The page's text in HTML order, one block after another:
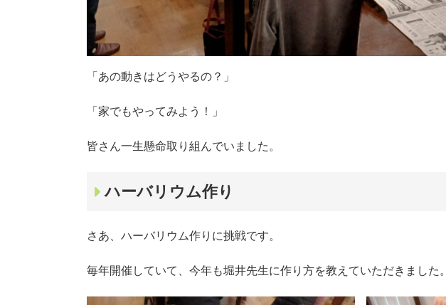
「あの動きはどうやるの？」
「家でもやってみよう！」
皆さん一生懸命取り組んでいました。
ハーバリウム作り
さあ、ハーバリウム作りに挑戦です。
毎年開催していて、今年も堀井先生に作り方を教えていただきました。